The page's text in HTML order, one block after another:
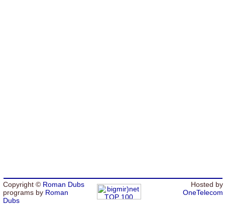
Copyright © Roman Dubs
programs by Roman
Dubs
Hosted by
OneTelecom